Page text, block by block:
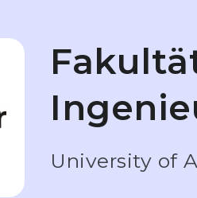
University of